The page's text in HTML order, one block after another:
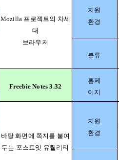
Mozilla 프로젝트의 차세
대
브라우저
지원
환경
분류
Freebie Notes 3.32
홈페
이지
바탕 화면에 쪽지를 붙여
두는 포스트잇 유틸리티
지원
환경